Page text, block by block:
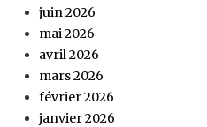
juin 2026
mai 2026
avril 2026
mars 2026
février 2026
janvier 2026